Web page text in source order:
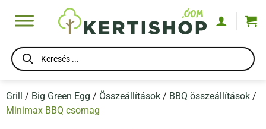
Products
search
Grill / Big Green Egg / Összeállítások / BBQ összeállítások /
Minimax BBQ csomag